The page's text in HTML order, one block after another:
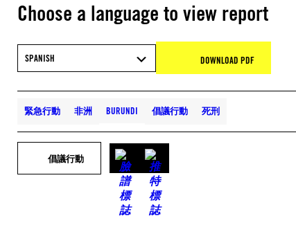
Choose a language to view report
SPANISH DOWNLOAD PDF
緊急行動 非洲 BURUNDI 倡議行動 死刑
倡議行動